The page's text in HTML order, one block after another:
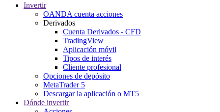
Invertir
OANDA cuenta acciones
Derivados
Cuenta Derivados - CFD
TradingView
Aplicación móvil
Tipos de interés
Cliente profesional
Opciones de depósito
MetaTrader 5
Descargar la aplicación o MT5
Dónde invertir